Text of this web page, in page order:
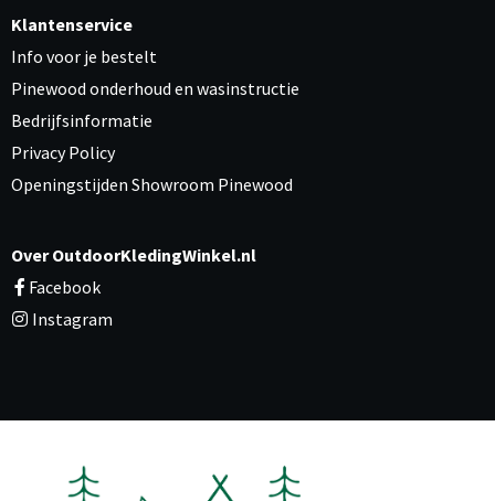
Klantenservice
Info voor je bestelt
Pinewood onderhoud en wasinstructie
Bedrijfsinformatie
Privacy Policy
Openingstijden Showroom Pinewood
Over OutdoorKledingWinkel.nl
Facebook
Instagram